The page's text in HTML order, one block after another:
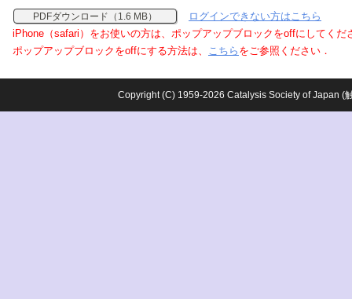
PDFダウンロード（1.6 MB）
ログインできない方はこちら
iPhone（safari）をお使いの方は、ポップアップブロックをoffにしてくだ
ポップアップブロックをoffにする方法は、 こちら をご参照ください．
Copyright (C) 1959-2026 Catalysis Society of Japan (